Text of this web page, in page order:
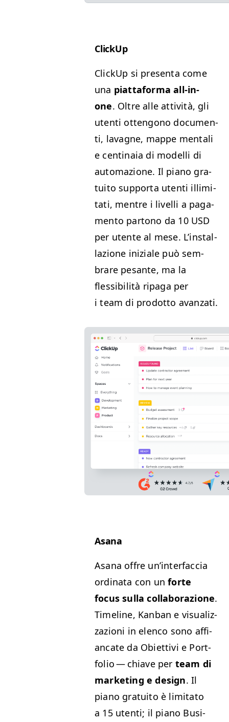
Click­Up
Click­Up si pre­sen­ta come
una piattafor­ma all-in-
one. Oltre alle attiv­ità, gli
uten­ti otten­gono doc­u­men­
ti, lavagne, mappe men­tali
e centi­na­ia di mod­el­li di
automazione. Il piano gra­
tu­ito sup­por­ta uten­ti illim­i­
tati, men­tre i liv­el­li a paga­
men­to partono da 10 USD
per utente al mese. L’in­stal­
lazione iniziale può sem­
brare pesante, ma la
flessibil­ità ripa­ga per
i team di prodot­to avanzati.
Asana
Asana offre un’in­ter­fac­cia
ordi­na­ta con unforte
focus sul­la col­lab­o­razione.
Time­line, Kan­ban e visu­al­iz­
zazioni in elen­co sono affi­
an­cate da Obi­et­tivi e Port­
fo­lio — chi­ave per team di
mar­ket­ing e design. Il
piano gra­tu­ito è lim­i­ta­to
a 15 uten­ti; il piano Busi­